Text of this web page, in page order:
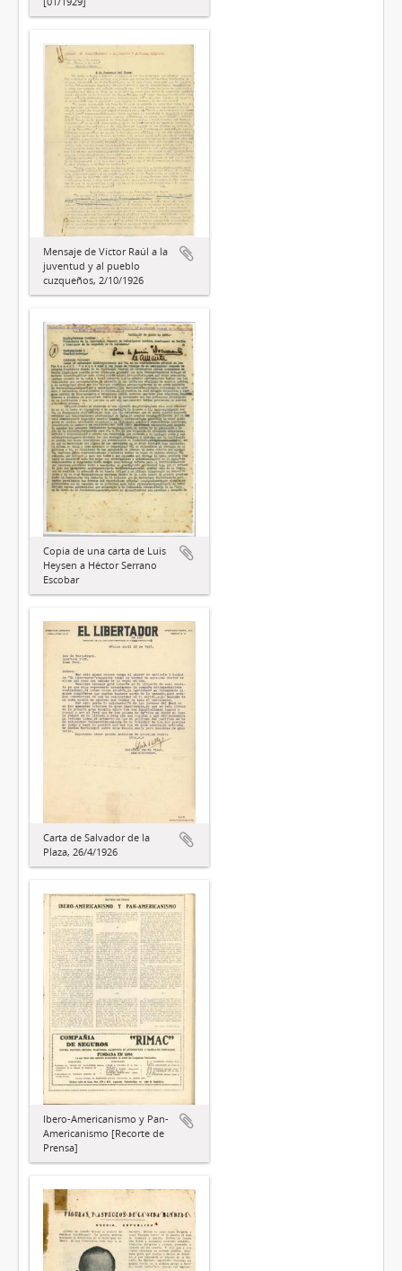
Mensaje de Víctor Raúl a la
juventud y al pueblo
cuzqueños, 2/10/1926
Copia de una carta de Luis
Heysen a Héctor Serrano
Escobar
Carta de Salvador de la
Plaza, 26/4/1926
Ibero-Americanismo y Pan-
Americanismo [Recorte de
Prensa]